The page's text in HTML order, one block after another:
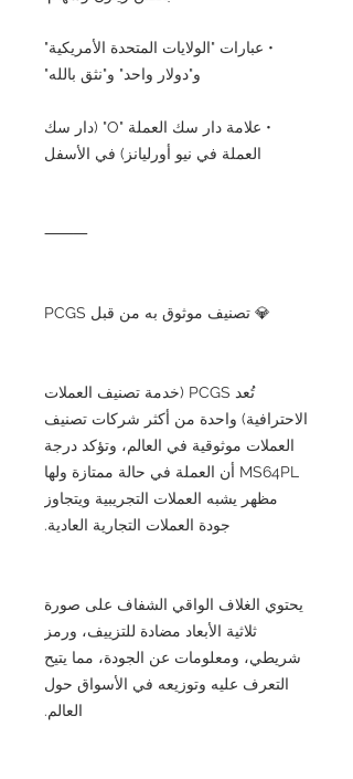
• عبارات "الولايات المتحدة الأمريكية"
و"دولار واحد" و"نثق بالله"
• علامة دار سك العملة "O" (دار سك
العملة في نيو أورليانز) في الأسفل
⸻
💎 تصنيف موثوق به من قبل PCGS
تُعد PCGS (خدمة تصنيف العملات
الاحترافية) واحدة من أكثر شركات تصنيف
العملات موثوقية في العالم، وتؤكد درجة
MS64PL أن العملة في حالة ممتازة ولها
مظهر يشبه العملات التجريبية ويتجاوز
جودة العملات التجارية العادية.
يحتوي الغلاف الواقي الشفاف على صورة
ثلاثية الأبعاد مضادة للتزييف، ورمز
شريطي، ومعلومات عن الجودة، مما يتيح
التعرف عليه وتوزيعه في الأسواق حول
العالم.